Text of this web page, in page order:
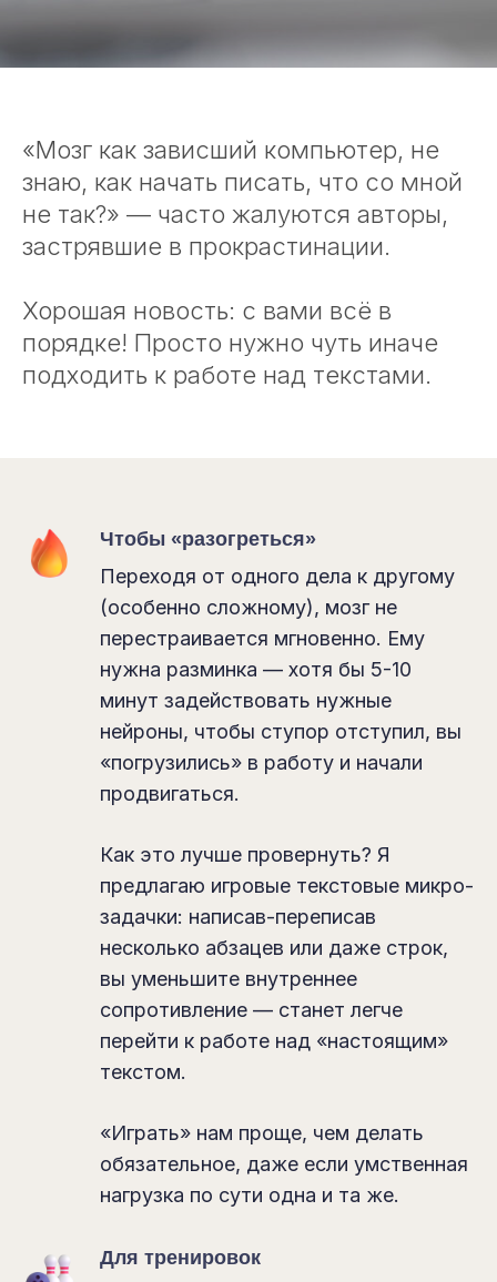
«Мозг как зависший компьютер, не
знаю, как начать писать, что со мной
не так?» — часто жалуются авторы,
застрявшие в прокрастинации.
Хорошая новость: с вами всё в
порядке! Просто нужно чуть иначе
подходить к работе над текстами.
Чтобы «разогреться»
Переходя от одного дела к другому
(особенно сложному), мозг не
перестраивается мгновенно. Ему
нужна разминка — хотя бы 5-10
минут задействовать нужные
нейроны, чтобы ступор отступил, вы
«погрузились» в работу и начали
продвигаться.
Как это лучше провернуть? Я
предлагаю игровые текстовые микро-
задачки: написав-переписав
несколько абзацев или даже строк,
вы уменьшите внутреннее
сопротивление — станет легче
перейти к работе над «настоящим»
текстом.
«Играть» нам проще, чем делать
обязательное, даже если умственная
нагрузка по сути одна и та же.
Для тренировок